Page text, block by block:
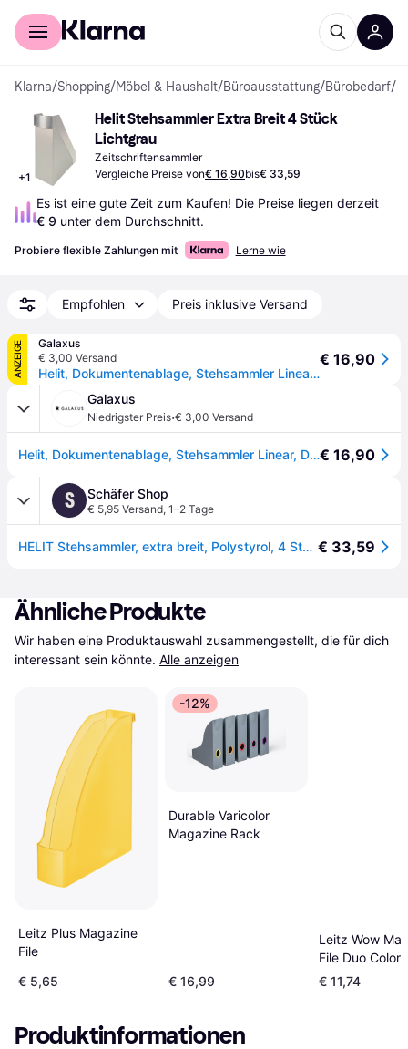
Für Shopper
Klarna/Shopping/Möbel & Haushalt/Büroausstattung/Bürobedarf/
+1
Helit Stehsammler Extra Breit 4 Stück
Lichtgrau
Zeitschriftensammler
Vergleiche Preise von€ 16,90bis€ 33,59
€ 9 unter dem Durchschnitt.
Probiere flexible Zahlungen mit Lerne wie
Empfohlen Preis inklusive Versand
ANZEIGE
Galaxus
€ 3,00 Versand
Helit, Dokumentenablage, Stehsammler Linear, DIN A4, Polystyrol, weiss extra breit, mit Griff, inkl. Beschriftungszubehör (A4)
€ 16,90
Galaxus
Niedrigster Preis·€ 3,00 Versand
Helit, Dokumentenablage, Stehsammler Linear, DIN A4, Polystyrol, weiss extra breit, mit Griff, inkl. Beschriftungszubehör (A4)€ 16,90
S Schäfer Shop
€ 5,95 Versand, 1–2 Tage
HELIT Stehsammler, extra breit, Polystyrol, 4 Stück lichtgrau € 33,59
Ähnliche Produkte
Wir haben eine Produktauswahl zusammengestellt, die für dich
interessant sein könnte. Alle anzeigen
Leitz Plus Magazine
File
€ 5,65
-12%
Durable Varicolor
Magazine Rack
€ 16,99
Leitz Wow
File Duo Color
€ 11,74
Produktinformationen